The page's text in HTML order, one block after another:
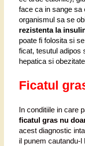
face ca in sange sa
organismul sa se
rezistenta la
poate fi folosita si
ficat, tesutul adipos
hepatica si
Ficatul
In conditiile in care
ficatul gras nu
acest diagnostic
il punem cautandu-